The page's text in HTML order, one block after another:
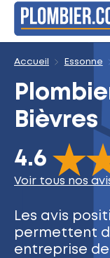
Accueil Essonne
Bièvres
4.6
The
Voir tous nos
Les avis
permettent
entreprise